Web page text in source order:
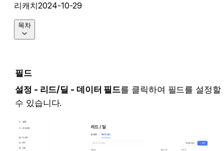
리캐치2024-10-29
필드
설정 - 리드/딜 - 데이터 필드를 클릭하여 필드를 설정할
수 있습니다.
목차